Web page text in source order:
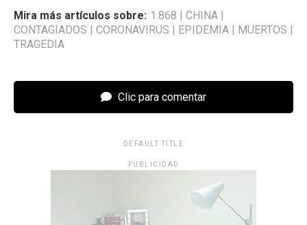
Mira más artículos sobre: 1.868 CHINA
CONTAGIADOS
CORONAVIRUS EPIDEMIA MUERTOS
TRAGEDIA
Clic para comentar
DEFAULT TITLE
PUBLICIDAD